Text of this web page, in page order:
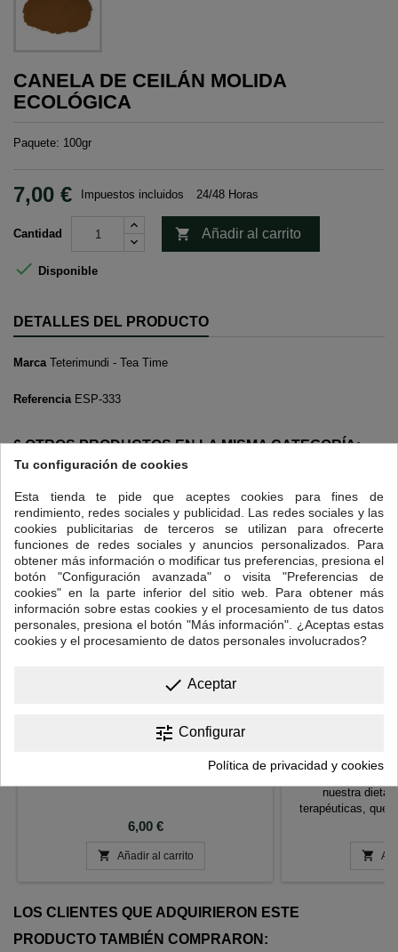
CANELA DE CEILÁN MOLIDA
ECOLÓGICA
Paquete: 100gr
7,00 € Impuestos incluidos 24/48 Horas
Cantidad  Añadir al carrito
 Disponible
DETALLES DEL PRODUCTO
Marca Teterimundi - Tea Time
Referencia ESP-333
6 OTROS PRODUCTOS EN LA MISMA CATEGORÍA:
>
JENGIBRE TRITURADO
Raiz de jengibre triturada para infusionar.
Precio
6,00 €
 Añadir al carrito
No nos
virtudes y cada
nuestra dieta
terapéuticas, que
cocina occidental

LOS CLIENTES QUE ADQUIRIERON ESTE
PRODUCTO TAMBIÉN COMPRARON:
Tu configuración de cookies
Esta tienda te pide que aceptes cookies para fines de
rendimiento, redes sociales y publicidad. Las redes sociales y las
cookies publicitarias de terceros se utilizan para ofrecerte
funciones de redes sociales y anuncios personalizados. Para
obtener más información o modificar tus preferencias, presiona el
botón "Configuración avanzada" o visita "Preferencias de
cookies" en la parte inferior del sitio web. Para obtener más
información sobre estas cookies y el procesamiento de tus datos
personales, presiona el botón "Más información". ¿Aceptas estas
cookies y el procesamiento de datos personales involucrados?
done Aceptar
tune Configurar
Política de privacidad y cookies